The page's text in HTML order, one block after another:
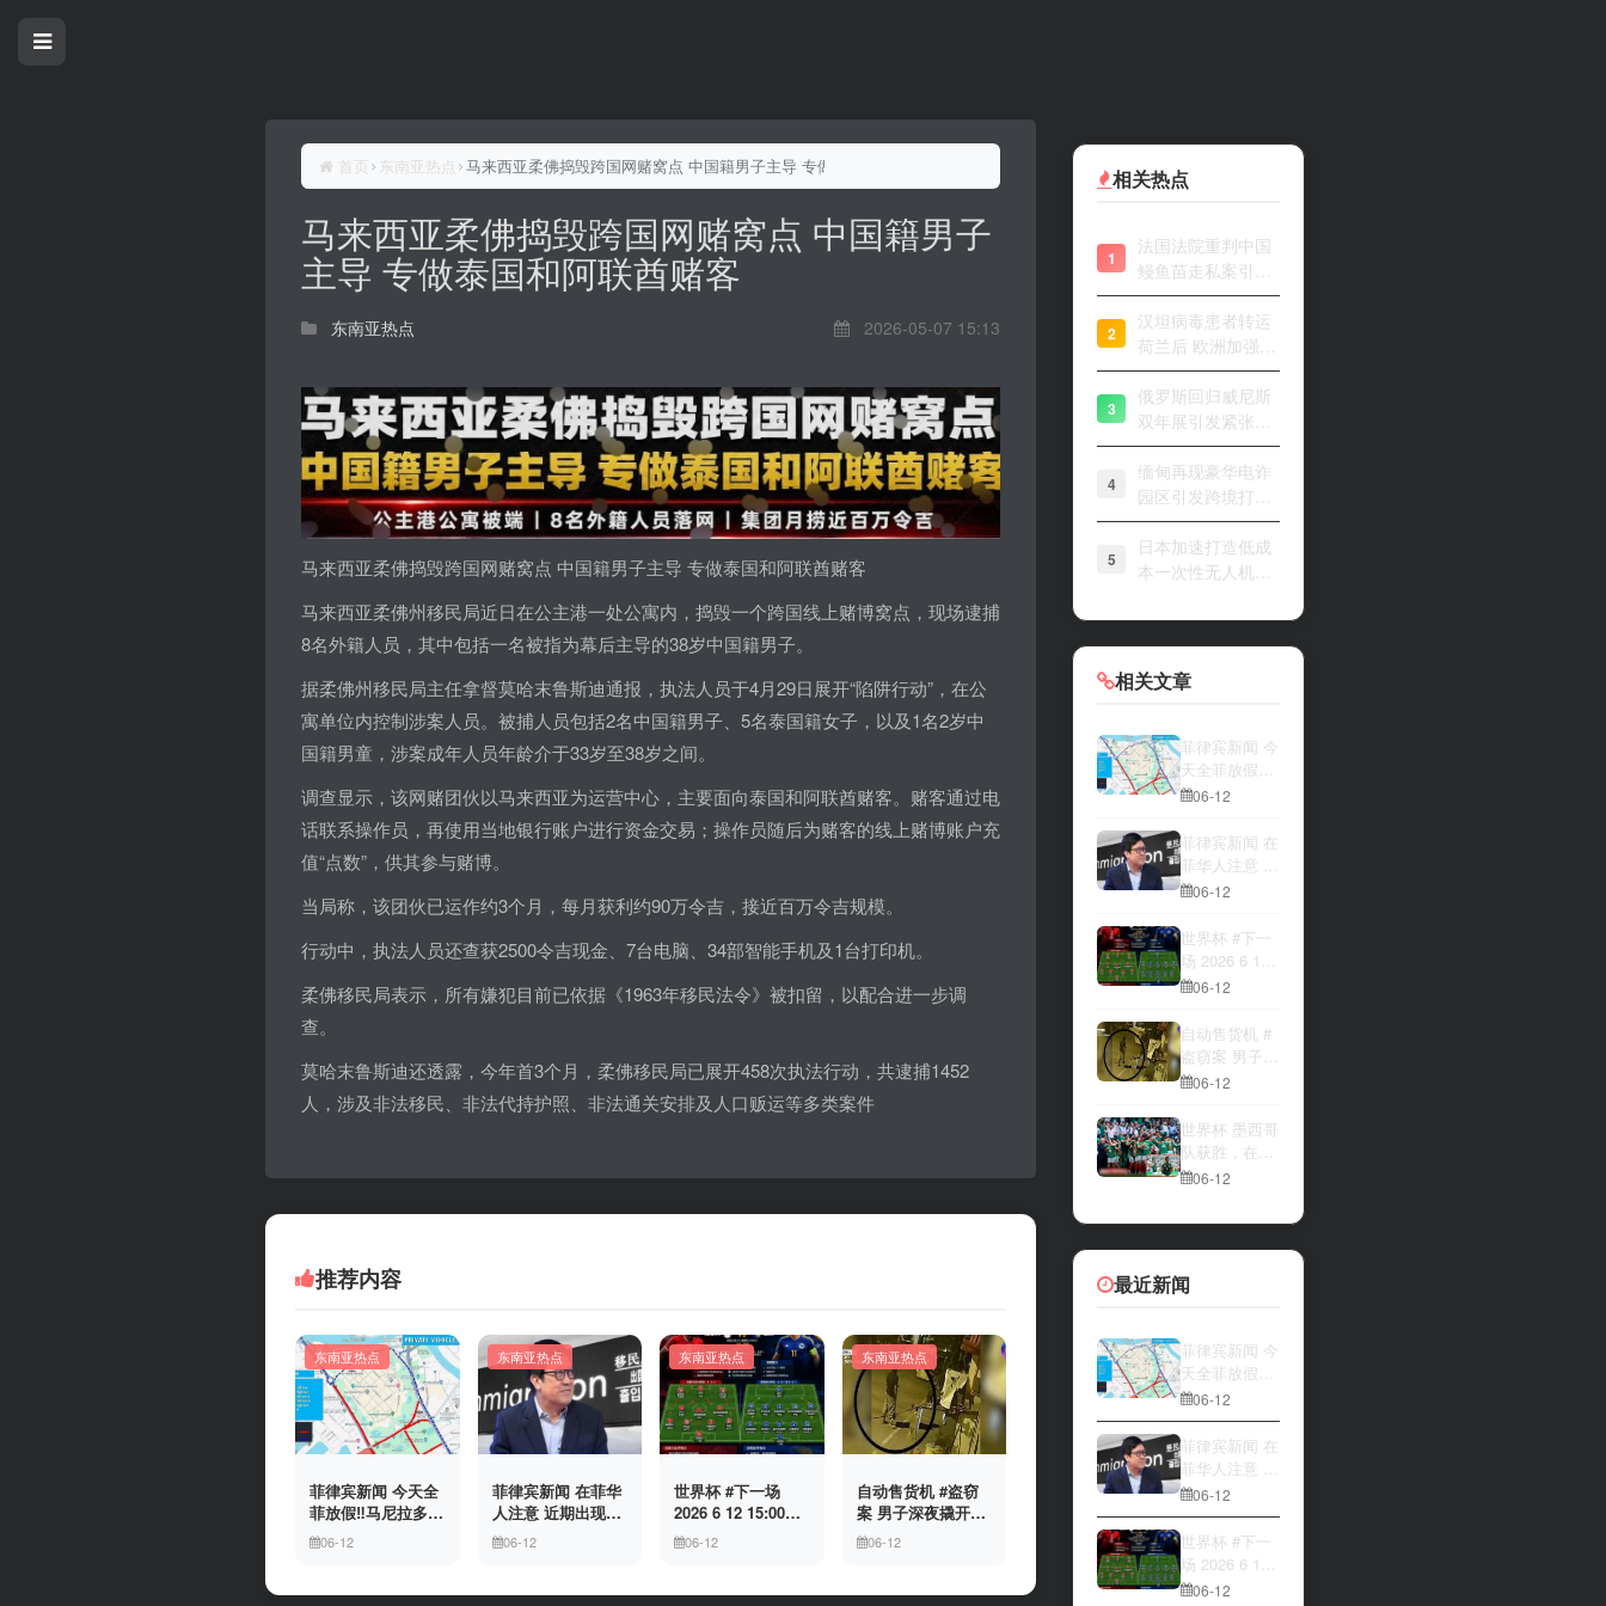
首页 东南亚热点 马来西亚柔佛捣毁跨国网赌窝点 中国籍男子主导 专做泰国和阿联酋赌客
马来西亚柔佛捣毁跨国网赌窝点 中国籍男子
主导 专做泰国和阿联酋赌客
东南亚热点 2026-05-07 15:13
马来西亚柔佛捣毁跨国网赌窝点 中国籍男子主导 专做泰国和阿联酋赌客
马来西亚柔佛州移民局近日在公主港一处公寓内，捣毁一个跨国线上赌博窝点，现场逮捕
8名外籍人员，其中包括一名被指为幕后主导的38岁中国籍男子。
据柔佛州移民局主任拿督莫哈末鲁斯迪通报，执法人员于4月29日展开“陷阱行动”，在公
寓单位内控制涉案人员。被捕人员包括2名中国籍男子、5名泰国籍女子，以及1名2岁中
国籍男童，涉案成年人员年龄介于33岁至38岁之间。
调查显示，该网赌团伙以马来西亚为运营中心，主要面向泰国和阿联酋赌客。赌客通过电
话联系操作员，再使用当地银行账户进行资金交易；操作员随后为赌客的线上赌博账户充
值“点数”，供其参与赌博。
当局称，该团伙已运作约3个月，每月获利约90万令吉，接近百万令吉规模。
行动中，执法人员还查获2500令吉现金、7台电脑、34部智能手机及1台打印机。
柔佛移民局表示，所有嫌犯目前已依据《1963年移民法令》被扣留，以配合进一步调
查。
莫哈末鲁斯迪还透露，今年首3个月，柔佛移民局已展开458次执法行动，共逮捕1452
人，涉及非法移民、非法代持护照、非法通关安排及人口贩运等多类案件
推荐内容
东南亚热点
菲律宾新闻 今天全
菲放假‼️马尼拉多地
封路06-12
东南亚热点
菲律宾新闻 在菲华
人注意 近期出现假
冒移民局执法人员
上门敲诈案件，已
06-12
东南亚热点
世界杯 #下一场
2026 6 12 15:00整
加拿大与波黑的较
量 究竟胜利的天平
加拿大借助主场优
06-12
东南亚热点
自动售货机 #盗窃
案 男子深夜撬开自
动售货机，2000比
索硬币被一扫而空
06-12
相关热点
1
法国法院重判中国
鳗鱼苗走私案引关
注
2
汉坦病毒患者转运
荷兰后 欧洲加强风
险评估
3
俄罗斯回归威尼斯
双年展引发紧张开
幕
4
缅甸再现豪华电诈
园区引发跨境打击
关注
5
日本加速打造低成
本一次性无人机战
相关文章
菲律宾新闻 今
天全菲放假‼️
马尼拉多地封
06-12
菲律宾新闻 在
菲华人注意 近
期出现假冒移
上门敲诈案
件，已有多人
举报中招
06-12
世界杯 #下一
场 2026 6 12
15:00整 加拿
量 究竟胜利的
天平会倾向哪
一方，是加拿
大借助主场优
势笑到最后，
还是波黑上演
逆袭好戏？让
我们拭目以
06-12
自动售货机 #
盗窃案 男子深
夜撬开自动售
索硬币被一扫
而空
06-12
世界杯 墨西哥
队获胜，在首
场比赛中击败
06-12
最近新闻
菲律宾新闻 今
天全菲放假‼️
马尼拉多地封
路
06-12
菲律宾新闻 在
菲华人注意 近
期出现假冒移
民局执法人员
上门敲诈案
件，已有多人
举报中招
06-12
世界杯 #下一
场 2026 6 12
15:00整 加拿
06-12